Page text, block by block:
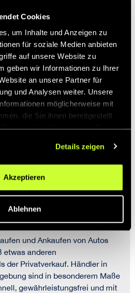
Cookies
um Inhalte und Anzeigen zu
für soziale Medien anbieten
auf unsere Website zu
geben wir Informationen zu Ihrer
an unsere Partner für
und Analysen weiter. Unsere
möglicherweise mit
die Sie ihnen bereitgestellt
Ihrer Nutzung der Dienste
Details zeigen
Akzeptieren
Ablehnen
ist der Händler mit allen
und ist für den
komfortabel. Gleichzeitig gilt für
in Lüdenscheid auch, dass
Regel einen geringeren Preis für
als beim privaten Verkaufen.
kann allerdings dazu
in die Länge zieht.
selbst organisieren und
Interessenten und
konfrontiert.
EIN AUTO
und Ankaufen von Autos
etwas anderen
der Privatverkauf. Händler in
sind in besonderem Maße
gewährleistungsfrei und mit